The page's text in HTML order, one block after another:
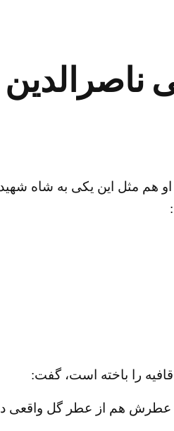
هم مثل این یکی به شاه
قافیه را باخته است، گفت:
عطرش هم از عطر گل واقعی